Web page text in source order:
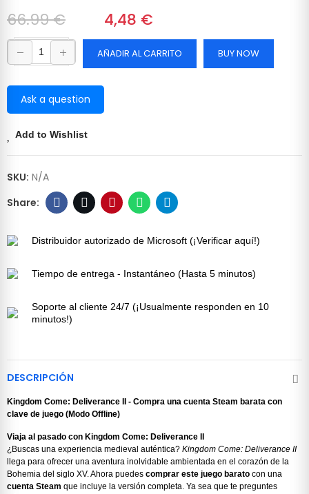
66.99 € 4,48 €
AÑADIR AL CARRITO BUY NOW
Ask a question
Add to Wishlist
SKU: N/A
Distribuidor autorizado de Microsoft (¡Verificar aquí!)
Tiempo de entrega - Instantáneo (Hasta 5 minutos)
Soporte al cliente 24/7 (¡Usualmente responden en 10
minutos!)
DESCRIPCIÓN
Kingdom Come: Deliverance II - Compra una cuenta Steam barata con
clave de juego (Modo Offline)
Viaja al pasado con Kingdom Come: Deliverance II
¿Buscas una experiencia medieval auténtica? Kingdom Come: Deliverance II
llega para ofrecer una aventura inolvidable ambientada en el corazón de la
Bohemia del siglo XV. Ahora puedes comprar este juego barato con una
cuenta Steam que incluye la versión completa. Ya sea que te preguntes